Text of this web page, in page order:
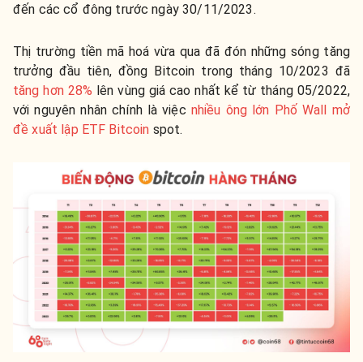
đến các cổ đông trước ngày 30/11/2023.
Thị trường tiền mã hoá vừa qua đã đón những sóng tăng
trưởng đầu tiên, đồng Bitcoin trong tháng 10/2023 đã
tăng hơn 28% lên vùng giá cao nhất kể từ tháng 05/2022,
với nguyên nhân chính là việc nhiều ông lớn Phố Wall mở
đề xuất lập ETF Bitcoin spot.